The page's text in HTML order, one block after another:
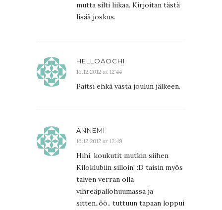
mutta silti liikaa. Kirjoitan tästä
lisää joskus.
HELLOAOCHI
16.12.2012 at 12:44
Paitsi ehkä vasta joulun jälkeen.
ANNEMI
16.12.2012 at 12:49
Hihi, koukutit mutkin siihen
Kiloklubiin silloin! :D taisin myös
talven verran olla
vihreäpallohuumassa ja
sitten..öö.. tuttuun tapaan loppui